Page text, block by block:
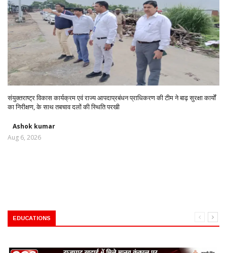
संयुक्तराष्ट्र विकास कार्यक्रम एवं राज्य आपदाप्रबंधन प्राधिकरण की टीम ने बाढ़ सुरक्षा कार्यों
का निरीक्षण, के साथ तबचाव दलों की स्थिति परखी
Ashok kumar
Aug 6, 2026
EDUCATIONS